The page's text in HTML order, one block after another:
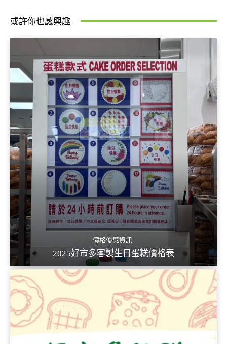
或許你也感興趣
價格優惠資訊
2025好市多客製生日蛋糕價格表